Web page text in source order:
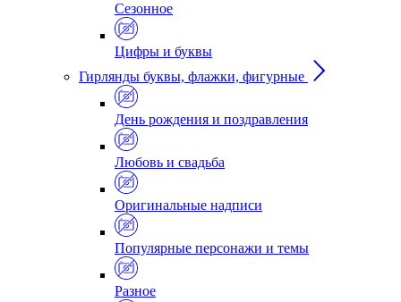
Сезонное
Цифры и буквы
Гирлянды буквы, флажки, фигурные
День рождения и поздравления
Любовь и свадьба
Оригинальные надписи
Популярные персонажи и темы
Разное